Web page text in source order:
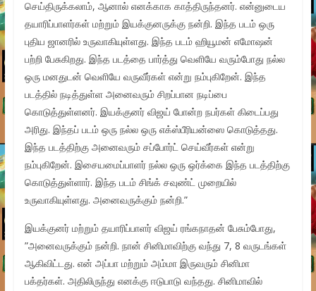
செய்திருக்கலாம், ஆனால் எனக்காக காத்திருந்தனர். என்னுடைய
தயாரிப்பாளர்கள் மற்றும் இயக்குனருக்கு நன்றி. இந்த படம் ஒரு
புதிய ஜானரில் உருவாகியுள்ளது. இந்த படம் ஹியூமன் எமோஷன்
பற்றி பேசுகிறது. இந்த படத்தை பார்த்து வெளியே வரும்போது நல்ல
ஒரு மனதுடன் வெளியே வருவீர்கள் என்று நம்புகிறேன். இந்த
படத்தில் நடித்துள்ள அனைவரும் சிறப்பான நடிப்பை
கொடுத்துள்ளனர். இயக்குனர் விஜய் போன்ற நபர்கள் கிடைப்பது
அரிது. இந்தப் படம் ஒரு நல்ல ஒரு எக்ஸ்பீரியன்ஸை கொடுத்தது.
இந்த படத்திற்கு அனைவரும் சப்போர்ட் செய்வீர்கள் என்று
நம்புகிறேன். இசையமைப்பாளர் நல்ல ஒரு ஒர்க்கை இந்த படத்திற்கு
கொடுத்துள்ளார். இந்த படம் சிங்க் சவுண்ட் முறையில்
உருவாகியுள்ளது. அனைவருக்கும் நன்றி.”
இயக்குனர் மற்றும் தயாரிப்பாளர் விஜய் ரங்கநாதன் பேசும்போது,
”அனைவருக்கும் நன்றி. நான் சினிமாவிற்கு வந்து 7, 8 வருடங்கள்
ஆகிவிட்டது. என் அப்பா மற்றும் அம்மா இருவரும் சினிமா
பக்தர்கள். அதிலிருந்து எனக்கு ஈடுபாடு வந்தது. சினிமாவில்